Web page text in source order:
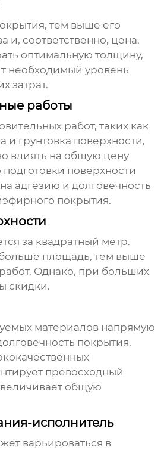
тем выше его
и, соответственно, цена.
оптимальную толщину,
необходимый уровень
затрат.
работы
работ, таких как
и грунтовка поверхности,
влиять на общую цену
подготовки поверхности
адгезию и долговечность
покрытия.
за квадратный метр.
больше площадь, тем выше
Однако, при больших
скидки.
материалов напрямую
покрытия.
превосходный
общую
исполнитель
варьироваться в